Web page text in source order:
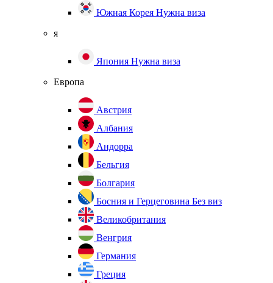
Южная Корея Нужна виза
я
Япония Нужна виза
Европа
Австрия
Албания
Андорра
Бельгия
Болгария
Босния и Герцеговина Без виз
Великобритания
Венгрия
Германия
Греция